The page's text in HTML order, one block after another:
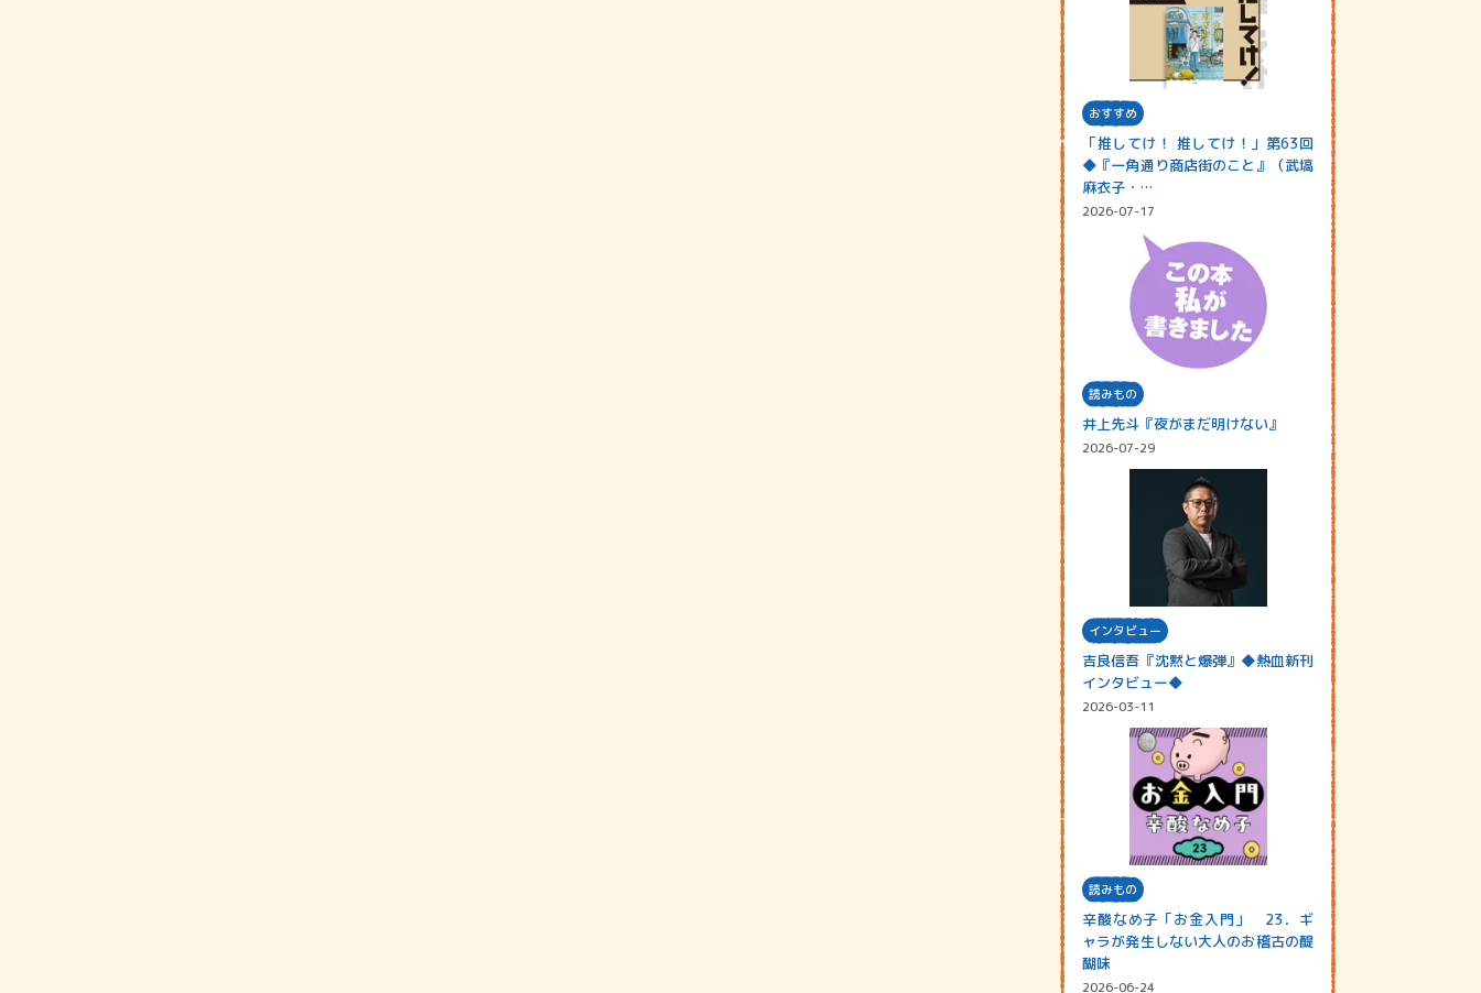
おすすめ
「推してけ！ 推してけ！」第63回
◆『一角通り商店街のこと』（武塙
麻衣子・…
2026-07-17
読みもの
井上先斗『夜がまだ明けない』
2026-07-29
インタビュー
吉良信吾『沈黙と爆弾』◆熱血新刊
インタビュー◆
2026-03-11
読みもの
辛酸なめ子「お金入門」 23．ギ
ャラが発生しない大人のお稽古の醍
醐味
2026-06-24